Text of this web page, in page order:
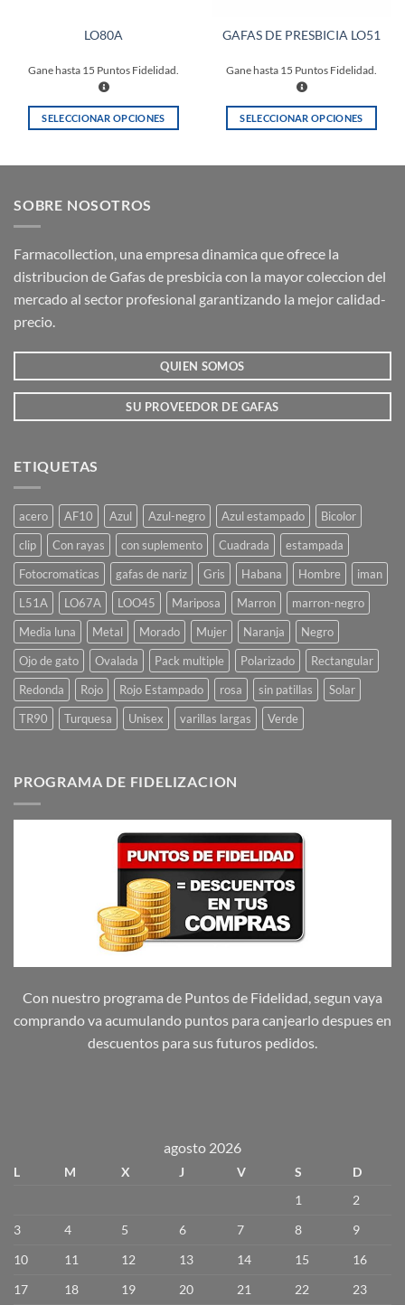
LO80A
Gane hasta 15 Puntos Fidelidad.
SELECCIONAR OPCIONES
variantes.
opciones
se
elegir
de
producto
GAFAS DE PRESBICIA LO51
Gane hasta 15 Puntos Fidelidad.
SELECCIONAR OPCIONES
opciones
se
elegir
de
SOBRE NOSOTROS
Farmacollection, una empresa dinamica que ofrece la
distribucion de Gafas de presbicia con la mayor coleccion del
mercado al sector profesional garantizando la mejor calidad-
precio.
QUIEN SOMOS
SU PROVEEDOR DE GAFAS
ETIQUETAS
acero AF10 Azul Azul-negro Azul estampado
Bicolor
clip
Con rayas con suplemento Cuadrada
estampada
Fotocromaticas
gafas de nariz Gris Habana Hombre
iman
L51A
LO67A LOO45 Mariposa Marron
marron-negro
Media luna
Metal Morado Mujer Naranja
Negro
Ojo de gato
Ovalada Pack multiple Polarizado
Rectangular
Redonda
Rojo Rojo Estampado rosa sin patillas
Solar
TR90
Turquesa Unisex varillas largas Verde
PROGRAMA DE FIDELIZACION
Con nuestro programa de Puntos de Fidelidad, segun vaya
comprando va acumulando puntos para canjearlo despues en
descuentos para sus futuros pedidos.
agosto 2026
L M X J V S
D
1
2
3
4 5 6 7 8
9
10
11 12 13 14 15
16
17
18 19 20 21 22 23